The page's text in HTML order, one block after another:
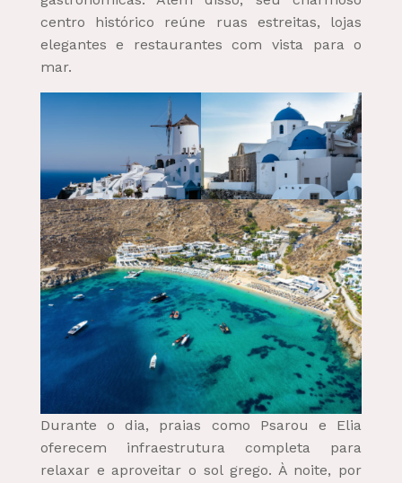
centro histórico reúne ruas estreitas, lojas
elegantes e restaurantes com vista para o
mar.
Durante o dia, praias como Psarou e Elia
oferecem infraestrutura completa para
relaxar e aproveitar o sol grego. À noite, por